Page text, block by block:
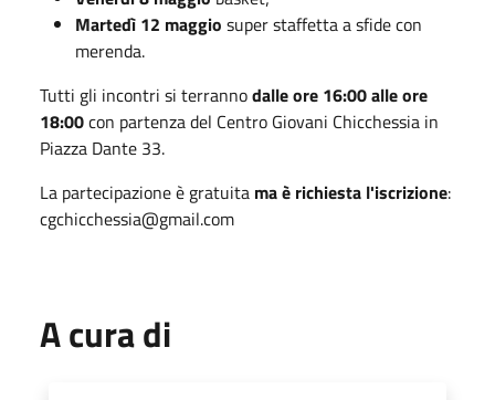
Martedì 12 maggio super staffetta a sfide con
merenda.
Tutti gli incontri si terrannodalle ore 16:00 alle ore
18:00con partenza del Centro Giovani Chicchessia in
Piazza Dante 33.
La partecipazione è gratuita ma è richiesta l'iscrizione:
cgchicchessia@gmail.com
A cura di